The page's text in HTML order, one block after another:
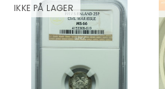
IKKE PÅ LAGER